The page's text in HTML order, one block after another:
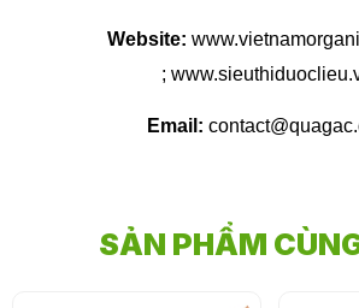
Website:
;
Email:
SẢN PHẨM